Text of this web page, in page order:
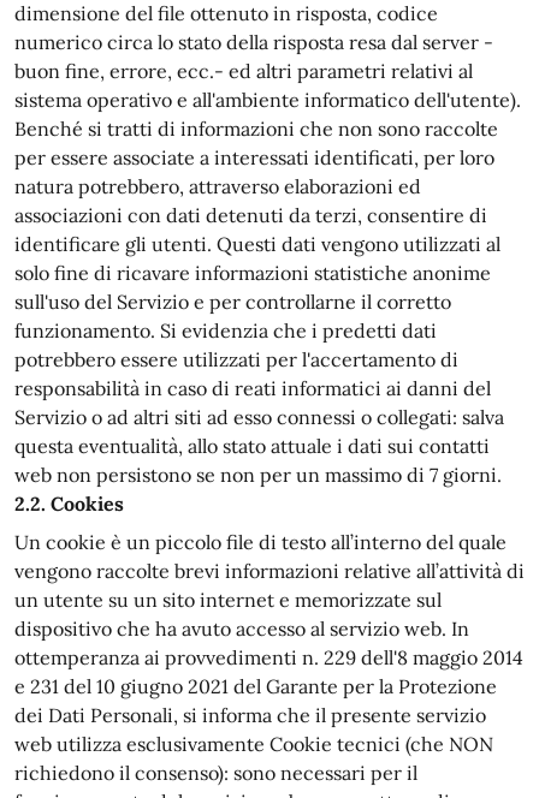
dimensione del file ottenuto in risposta, codice
numerico circa lo stato della risposta resa dal server -
buon fine, errore, ecc.- ed altri parametri relativi al
sistema operativo e all'ambiente informatico dell'utente).
Benché si tratti di informazioni che non sono raccolte
per essere associate a interessati identificati, per loro
natura potrebbero, attraverso elaborazioni ed
associazioni con dati detenuti da terzi, consentire di
identificare gli utenti. Questi dati vengono utilizzati al
solo fine di ricavare informazioni statistiche anonime
sull'uso del Servizio e per controllarne il corretto
funzionamento. Si evidenzia che i predetti dati
potrebbero essere utilizzati per l'accertamento di
responsabilità in caso di reati informatici ai danni del
Servizio o ad altri siti ad esso connessi o collegati: salva
questa eventualità, allo stato attuale i dati sui contatti
web non persistono se non per un massimo di 7 giorni.
2.2. Cookies
Un cookie è un piccolo file di testo all’interno del quale
vengono raccolte brevi informazioni relative all’attività di
un utente su un sito internet e memorizzate sul
dispositivo che ha avuto accesso al servizio web. In
ottemperanza ai provvedimenti n. 229 dell'8 maggio 2014
e 231 del 10 giugno 2021 del Garante per la Protezione
dei Dati Personali, si informa che il presente servizio
web utilizza esclusivamente Cookie tecnici (che NON
richiedono il consenso): sono necessari per il